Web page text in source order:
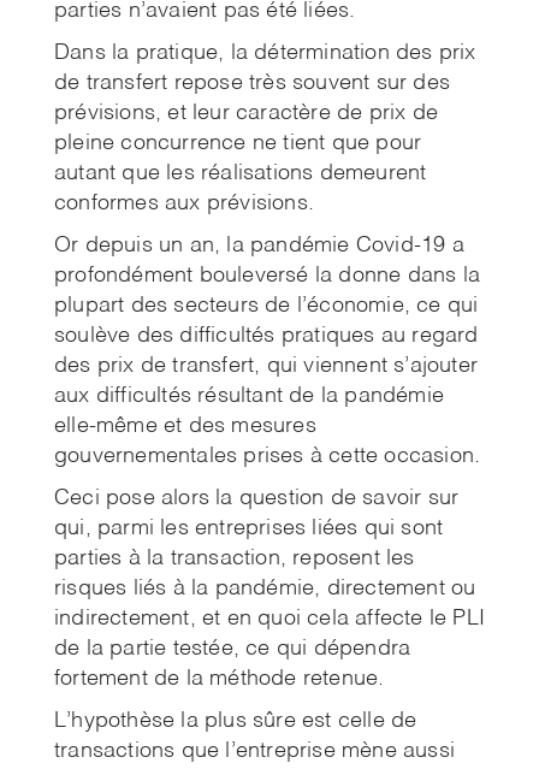
parties n’avaient pas été liées.
Dans la pratique, la détermination des prix
de transfert repose très souvent sur des
prévisions, et leur caractère de prix de
pleine concurrence ne tient que pour
autant que les réalisations demeurent
conformes aux prévisions.
Or depuis un an, la pandémie Covid-19 a
profondément bouleversé la donne dans la
plupart des secteurs de l’économie, ce qui
soulève des difficultés pratiques au regard
des prix de transfert, qui viennent s’ajouter
aux difficultés résultant de la pandémie
elle-même et des mesures
gouvernementales prises à cette occasion.
Ceci pose alors la question de savoir sur
qui, parmi les entreprises liées qui sont
parties à la transaction, reposent les
risques liés à la pandémie, directement ou
indirectement, et en quoi cela affecte le PLI
de la partie testée, ce qui dépendra
fortement de la méthode retenue.
L’hypothèse la plus sûre est celle de
transactions que l’entreprise mène aussi